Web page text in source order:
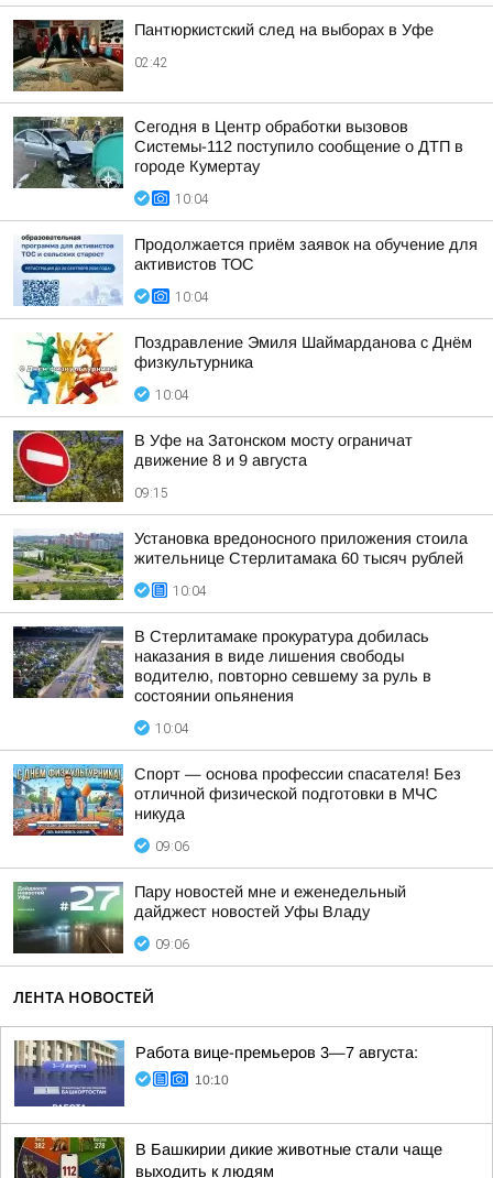
Пантюркистский след на выборах в Уфе
02:42
Сегодня в Центр обработки вызовов
Системы-112 поступило сообщение о ДТП в
городе Кумертау
10:04
Продолжается приём заявок на обучение для
активистов ТОС
10:04
Поздравление Эмиля Шаймарданова с Днём
физкультурника
10:04
В Уфе на Затонском мосту ограничат
движение 8 и 9 августа
09:15
Установка вредоносного приложения стоила
жительнице Стерлитамака 60 тысяч рублей
10:04
В Стерлитамаке прокуратура добилась
наказания в виде лишения свободы
водителю, повторно севшему за руль в
состоянии опьянения
10:04
Спорт — основа профессии спасателя! Без
отличной физической подготовки в МЧС
никуда
09:06
Пару новостей мне и еженедельный
дайджест новостей Уфы Владу
09:06
ЛЕНТА НОВОСТЕЙ
Работа вице-премьеров 3—7 августа:
10:10
В Башкирии дикие животные стали чаще
выходить к людям